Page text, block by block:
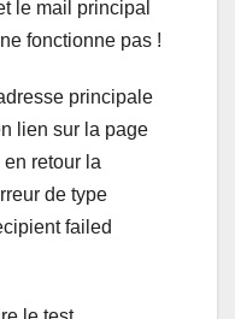
le mail principal
fonctionne pas !
principale
lien sur la page
retour la
de type
failed